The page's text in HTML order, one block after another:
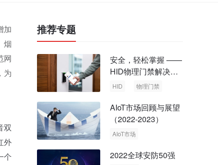
加
烟
网
为
双
外
个
推荐专题
安全，轻松掌握 ——
HID物理门禁解决方
案，启动智慧安全新
HID 物理门禁
AIoT市场回顾与展望
（2022-2023）
AIoT市场
2022全球安防50强